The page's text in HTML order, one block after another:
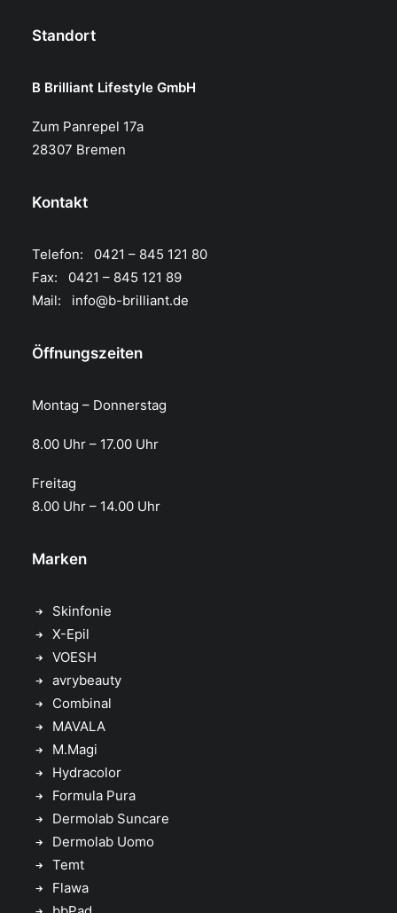
Standort
B Brilliant Lifestyle GmbH
Zum Panrepel 17a
28307 Bremen
Kontakt
Telefon: 0421 – 845 121 80
Fax: 0421 – 845 121 89
Mail: info@b-brilliant.de
Öffnungszeiten
Montag – Donnerstag
8.00 Uhr – 17.00 Uhr​
Freitag
8.00 Uhr – 14.00 Uhr
Marken
Skinfonie
X-Epil
VOESH
avrybeauty
Combinal
MAVALA
M.Magi
Hydracolor
Formula Pura
Dermolab Suncare
Dermolab Uomo
Temt
Flawa